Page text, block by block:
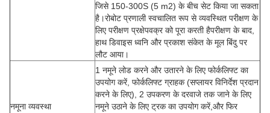
जिसे 150-300S (5 m2) के बीच सेट किया जा सकता
है।रोबोट प्रणाली स्वचालित रूप से व्यवस्थित परीक्षण के
लिए परीक्षण प्रक्षेपवक्र को पूरा करती हैपरीक्षण के बाद,
हाथ डिवाइस ध्वनि और प्रकाश संकेत के मूल बिंदु पर
लौट आया।
नमूना व्यवस्था
1 नमूने लोड करने और उतारने के लिए फोर्कलिफ्ट का
उपयोग करें, फोर्कलिफ्ट ग्राहक (सप्लायर विनिर्देश प्रदान
करने के लिए), 2 उपकरण के दरवाजे तक जाने के लिए
नमूने उठाने के लिए ट्रक का उपयोग करें,और फिर